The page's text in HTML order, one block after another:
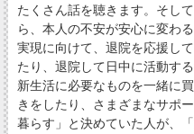
たくさん話を聴きます。そし
ら、本人の不安が安心に変わ
実現に向けて、退院を応援し
たり、退院して日中に活動す
新生活に必要なものを一緒に
きをしたり、さまざまなサポ
暮らす」と決めていた人が、